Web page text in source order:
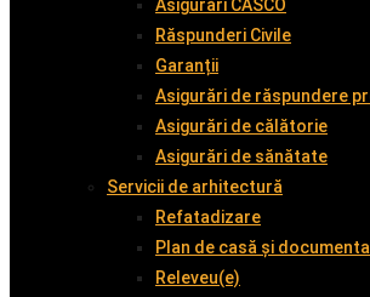
Asigurări CASCO
Răspunderi Civile
Garanții
Asigurări de răspundere
Asigurări de călătorie
Asigurări de sănătate
Servicii de arhitectură
Refatadizare
Plan de casă și
Releveu(e)